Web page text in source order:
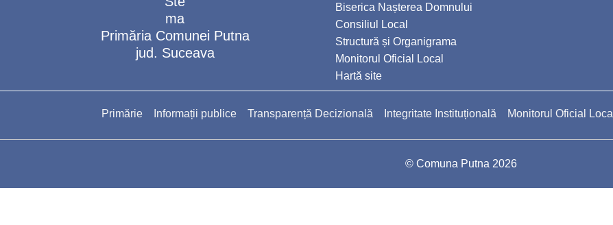
Primăria Comunei Putna
jud. Suceava
Biserica Nașterea Domnului
Consiliul Local
Structură și Organigrama
Monitorul Oficial Local
Hartă site
Primărie Informații publice Transparență Decizională Integritate Instituțională Monitorul Oficial Local
© Comuna Putna 2026